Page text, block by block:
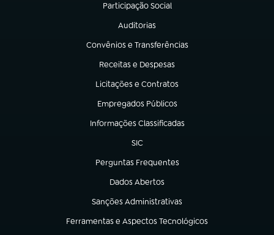
Participação Social
(abre em nova aba)
Auditorias
(abre em nova aba)
Convênios e Transferências
(abre em nova aba)
Receitas e Despesas
(abre em nova aba)
Licitações e Contratos
(abre em nova aba)
Empregados Públicos
(abre em nova aba)
Informações Classificadas
(abre em nova aba)
SIC
(abre em nova aba)
Perguntas Frequentes
(abre em nova aba)
Dados Abertos
(abre em nova aba)
Sanções Administrativas
(abre em nova aba)
Ferramentas e Aspectos Tecnológicos
(abre em nova aba)